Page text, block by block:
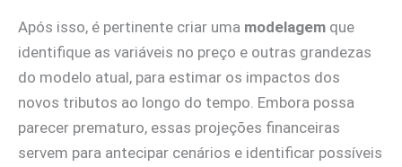
Após isso, é pertinente criar uma modelagem que
identifique as variáveis no preço e outras grandezas
do modelo atual, para estimar os impactos dos
novos tributos ao longo do tempo. Embora possa
parecer prematuro, essas projeções financeiras
servem para antecipar cenários e identificar possíveis